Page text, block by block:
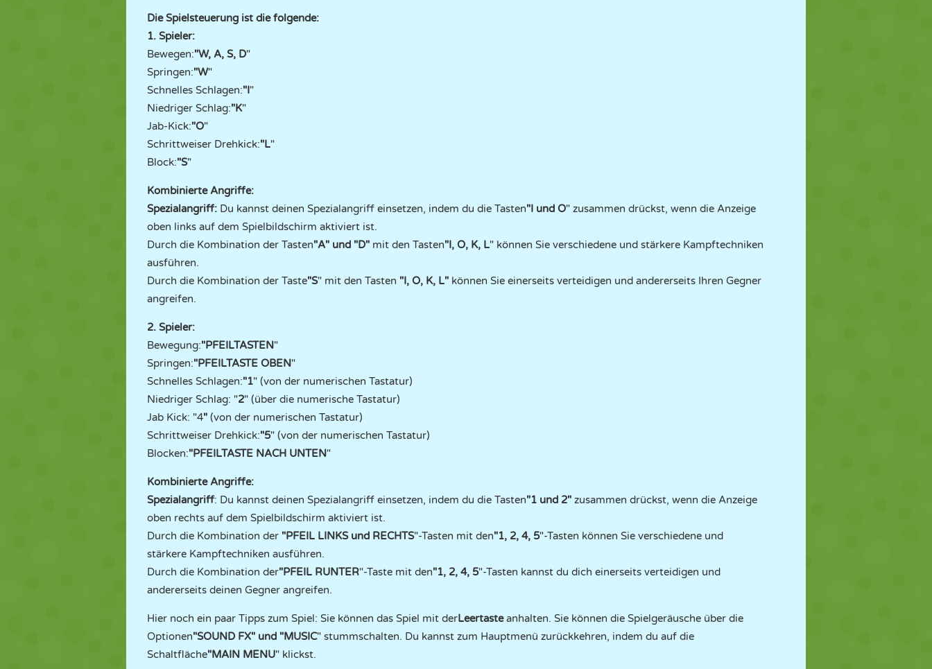
Die Spielsteuerung ist die folgende:
1. Spieler:
Bewegen:"W, A, S, D"
Springen:"W"
Schnelles Schlagen:"I"
Niedriger Schlag:"K"
Jab-Kick:"O"
Schrittweiser Drehkick:"L"
Block:"S"
Kombinierte Angriffe:
Spezialangriff: Du kannst deinen Spezialangriff einsetzen, indem du die Tasten"I und O" zusammen drückst, wenn die Anzeige
oben links auf dem Spielbildschirm aktiviert ist.
Durch die Kombination der Tasten"A" und "D" mit den Tasten"I, O, K, L" können Sie verschiedene und stärkere Kampftechniken
ausführen.
Durch die Kombination der Taste"S" mit den Tasten "I, O, K, L" können Sie einerseits verteidigen und andererseits Ihren Gegner
angreifen.
2. Spieler:
Bewegung:"PFEILTASTEN"
Springen:"PFEILTASTE OBEN"
Schnelles Schlagen:"1" (von der numerischen Tastatur)
Niedriger Schlag: "2" (über die numerische Tastatur)
Jab Kick: "4" (von der numerischen Tastatur)
Schrittweiser Drehkick:"5" (von der numerischen Tastatur)
Blocken:"PFEILTASTE NACH UNTEN"
Kombinierte Angriffe:
Spezialangriff: Du kannst deinen Spezialangriff einsetzen, indem du die Tasten"1 und 2" zusammen drückst, wenn die Anzeige
oben rechts auf dem Spielbildschirm aktiviert ist.
Durch die Kombination der "PFEIL LINKS und RECHTS"-Tasten mit den"1, 2, 4, 5"-Tasten können Sie verschiedene und
stärkere Kampftechniken ausführen.
Durch die Kombination der"PFEIL RUNTER"-Taste mit den"1, 2, 4, 5"-Tasten kannst du dich einerseits verteidigen und
andererseits deinen Gegner angreifen.
Hier noch ein paar Tipps zum Spiel: Sie können das Spiel mit derLeertasteanhalten. Sie können die Spielgeräusche über die
Optionen"SOUND FX" und "MUSIC" stummschalten. Du kannst zum Hauptmenü zurückkehren, indem du auf die
Schaltfläche"MAIN MENU" klickst.